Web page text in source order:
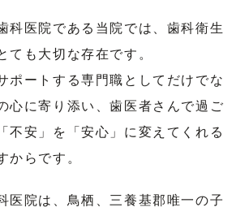
科医院である当院では、歯科衛生
ても大切な存在です。
ポートする専門職としてだけでな
心に寄り添い、歯医者さんで過ご
不安」を「安心」に変えてくれる
からです。
医院は、鳥栖、三養基郡唯一の子